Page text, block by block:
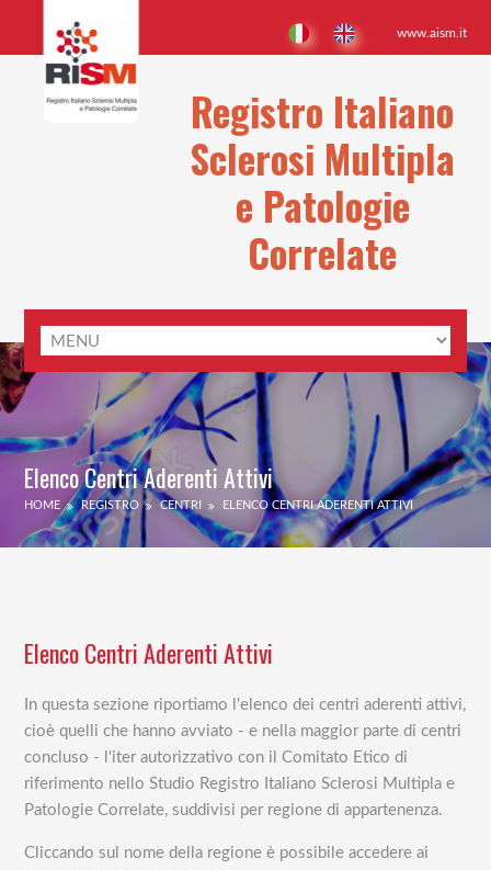
www.aism.it
Registro Italiano
Sclerosi Multipla
e Patologie
Correlate
Elenco Centri Aderenti Attivi
HOME REGISTRO CENTRI ELENCO CENTRI ADERENTI ATTIVI
Elenco Centri Aderenti Attivi
In questa sezione riportiamo l'elenco dei centri aderenti attivi,
cioè quelli che hanno avviato - e nella maggior parte di centri
concluso - l'iter autorizzativo con il Comitato Etico di
riferimento nello Studio Registro Italiano Sclerosi Multipla e
Patologie Correlate, suddivisi per regione di appartenenza.
Cliccando sul nome della regione è possibile accedere ai